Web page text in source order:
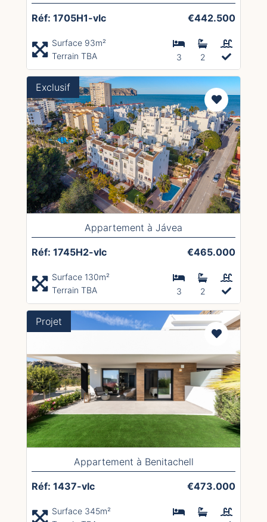
Réf: 1705H1-vlc €442.500
Surface 93m²
Terrain TBA
3 2
Exclusif
Appartement à Jávea
Réf: 1745H2-vlc €465.000
Surface 130m²
Terrain TBA
3 2
Projet
Appartement à Benitachell
Réf: 1437-vlc €473.000
Surface 345m²